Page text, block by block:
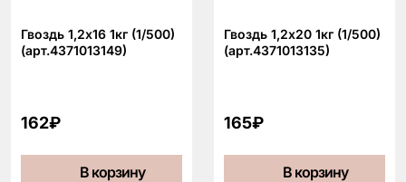
Гвоздь 1,2х16 1кг (1/500)
(арт.4371013149)
162₽
В корзину
Гвоздь 1,2х20 1кг (1/500)
(арт.4371013135)
165₽
В корзину